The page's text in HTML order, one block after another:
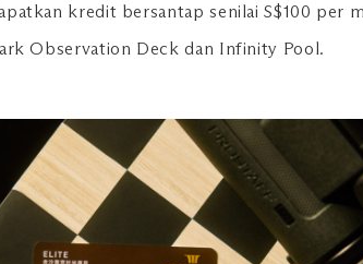
kredit bersantap senilai S$100 per
Observation Deck dan Infinity Pool.